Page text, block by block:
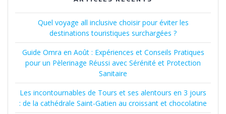
Quel voyage all inclusive choisir pour éviter les
destinations touristiques surchargées ?
Guide Omra en Août : Expériences et Conseils Pratiques
pour un Pèlerinage Réussi avec Sérénité et Protection
Sanitaire
Les incontournables de Tours et ses alentours en 3 jours
: de la cathédrale Saint-Gatien au croissant et chocolatine